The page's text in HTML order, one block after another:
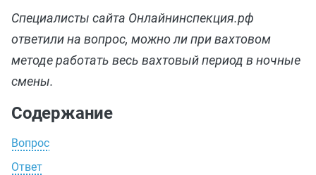
Специалисты сайта Онлайнинспекция.рф
ответили на вопрос, можно ли при вахтовом
методе работать весь вахтовый период в ночные
смены.
Содержание
Вопрос
Ответ